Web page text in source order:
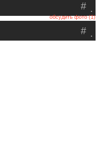
.
#
обсудить фото (1)
.
#